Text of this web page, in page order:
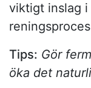
viktigt inslag i
Tips: Gör
öka det